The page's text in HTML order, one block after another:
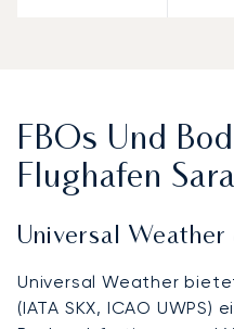
FBOs Und
Flughafen
Universal Weather
Universal Weather
(IATA SKX, ICAO UWPS)